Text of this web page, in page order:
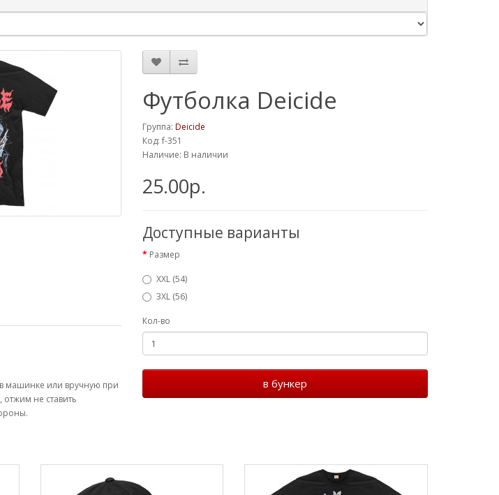
машинке или вручную при
не ставить
Футболка Deicide
Группа:Deicide
Код: f-351
Наличие: В наличии
25.00р.
Доступные варианты
Размер
XXL (54)
3XL (56)
Кол-во
в бункер